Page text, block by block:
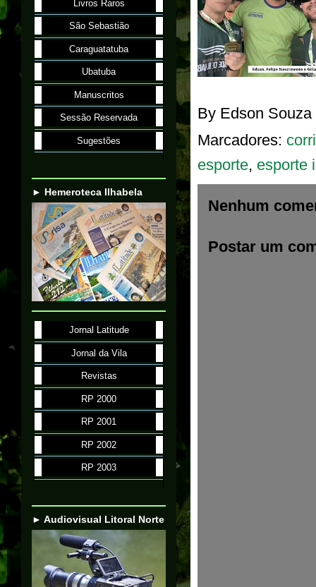
By Edson Souza
Marcadores:
esporte, esporte
Nenhum
Postar um
Livros Raros
São Sebastião
Caraguatatuba
Ubatuba
Manuscritos
Sessão Reservada
Sugestões
► Hemeroteca Ilhabela
Jornal Latitude
Jornal da Vila
Revistas
RP 2000
RP 2001
RP 2002
RP 2003
► Audiovisual Litoral Norte